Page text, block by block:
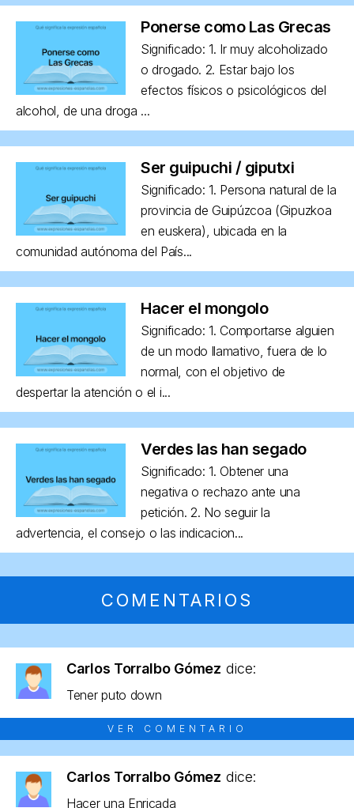
Ponerse como Las Grecas
Significado: 1. Ir muy alcoholizado
o drogado. 2. Estar bajo los
efectos físicos o psicológicos del
alcohol, de una droga ...
Ser guipuchi / giputxi
Significado: 1. Persona natural de la
provincia de Guipúzcoa (Gipuzkoa
en euskera), ubicada en la
comunidad autónoma del País...
Hacer el mongolo
Significado: 1. Comportarse alguien
de un modo llamativo, fuera de lo
normal, con el objetivo de
despertar la atención o el i...
Verdes las han segado
Significado: 1. Obtener una
negativa o rechazo ante una
petición. 2. No seguir la
advertencia, el consejo o las indicacion...
COMENTARIOS
Carlos Torralbo Gómez dice:
Tener puto down
VER COMENTARIO
Carlos Torralbo Gómez dice:
Hacer una Enricada